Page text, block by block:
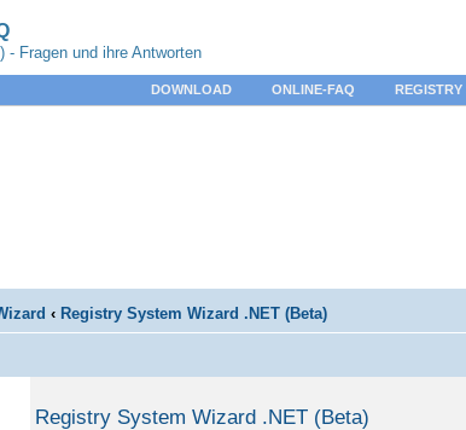
- Fragen und ihre Antworten
DOWNLOAD ONLINE-FAQ REGISTRY
‹ Registry System Wizard .NET (Beta)
Registry System Wizard .NET (Beta)